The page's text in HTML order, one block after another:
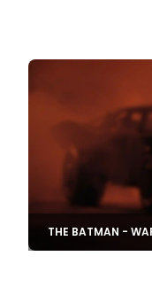
THE BATMAN -